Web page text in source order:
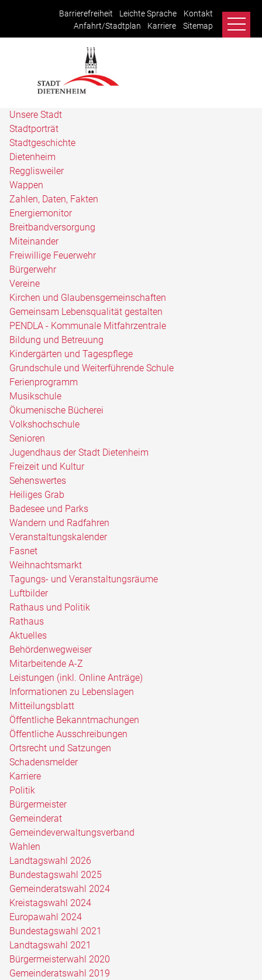
Barrierefreiheit Leichte Sprache
Kontakt
Anfahrt/Stadtplan
Karriere Sitemap
Unsere Stadt
Stadtporträt
Stadtgeschichte
Dietenheim
Regglisweiler
Wappen
Zahlen, Daten, Fakten
Energiemonitor
Breitbandversorgung
Miteinander
Freiwillige Feuerwehr
Bürgerwehr
Vereine
Kirchen und Glaubensgemeinschaften
Gemeinsam Lebensqualität gestalten
PENDLA - Kommunale Mitfahrzentrale
Bildung und Betreuung
Kindergärten und Tagespflege
Grundschule und Weiterführende Schule
Ferienprogramm
Musikschule
Ökumenische Bücherei
Volkshochschule
Senioren
Jugendhaus der Stadt Dietenheim
Freizeit und Kultur
Sehenswertes
Heiliges Grab
Badesee und Parks
Wandern und Radfahren
Veranstaltungskalender
Fasnet
Weihnachtsmarkt
Tagungs- und Veranstaltungsräume
Luftbilder
Rathaus und Politik
Rathaus
Aktuelles
Behördenwegweiser
Mitarbeitende A-Z
Leistungen (inkl. Online Anträge)
Informationen zu Lebenslagen
Mitteilungsblatt
Öffentliche Bekanntmachungen
Öffentliche Ausschreibungen
Ortsrecht und Satzungen
Schadensmelder
Karriere
Politik
Bürgermeister
Gemeinderat
Gemeindeverwaltungsverband
Wahlen
Landtagswahl 2026
Bundestagswahl 2025
Gemeinderatswahl 2024
Kreistagswahl 2024
Europawahl 2024
Bundestagswahl 2021
Landtagswahl 2021
Bürgermeisterwahl 2020
Gemeinderatswahl 2019